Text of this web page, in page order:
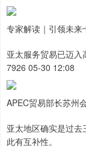
专家解读｜引领未来
亚太服务贸易已迈入
7926 05-30 12:08
APEC贸易部长苏州
亚太地区确实是过
此有互补性。